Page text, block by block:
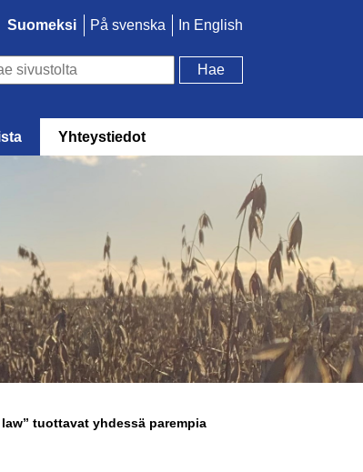
Suomeksi På svenska In English
Hae
Yhteystiedot
law” tuottavat yhdessä parempia